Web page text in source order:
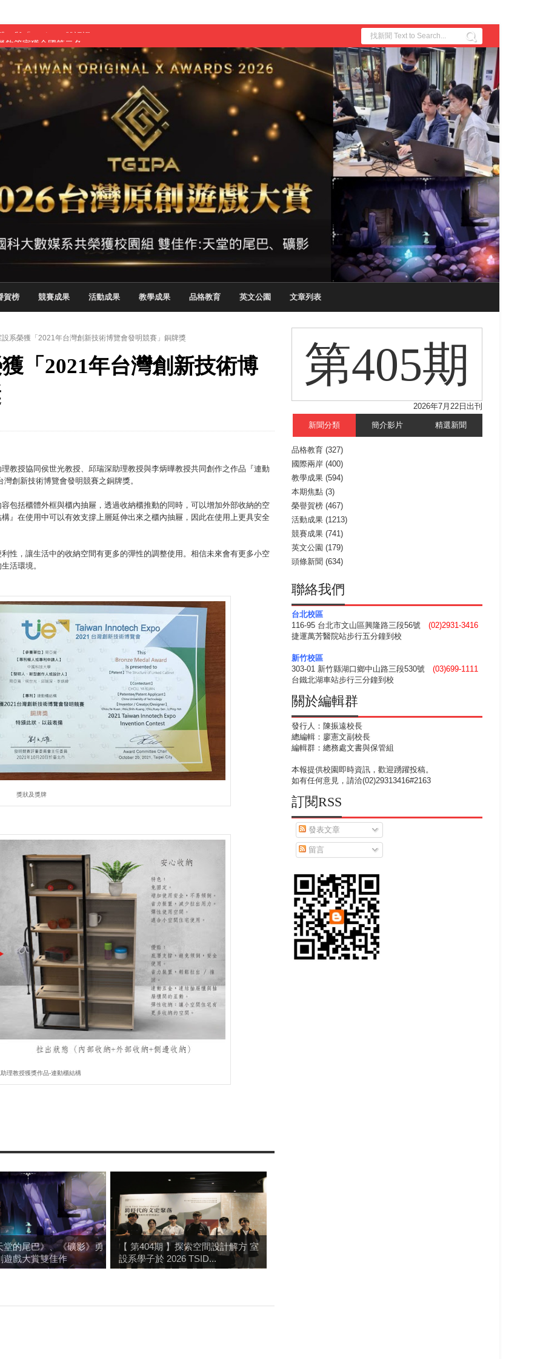
飲管家獲全國第二名
與青年學子溫馨對談 傳遞品格與智慧力量
生蛻變成金融新星
燃爆傳統與現代
遊戲大賞雙佳作
專廣播詞競賽英文組佳作
比賽」成績出爐
」 點亮智慧金融時代的跨域新局
索金融實習優勢
影展最高榮譽白金獎
戲抱回金點新秀獎
2026 TSID 提出具體舊建築再利用提案
校院電腦動畫競賽嶄露頭角
大雙校區學生會全國賽勇奪佳績
典青銀共學、逐夢啟航
」與「Wwise」雙認證
賀榜 競賽成果 活動成果 教學成果 品格教育 英文公園 文章列表
系榮獲「2021年台灣創新技術博覽會發明競賽」銅牌獎
「2021年台灣創新技術博
教授協同侯世光教授、邱瑞深助理教授與李炳曄教授共同創作之作品『連動
創新技術博覽會發明競賽之銅牌獎。
包括櫃體外框與櫃內抽屜，透過收納櫃推動的同時，可以增加外部收納的空
』在使用中可以有效支撐上層延伸出來之櫃內抽屜，因此在使用上更具安全
性，讓生活中的收納空間有更多的彈性的調整使用。相信未來會有更多小空
活環境。
獎狀及獎牌
理教授獲獎作品-連動櫃結構
堂的尾巴》、《礦影》勇
遊戲大賞雙佳作
【 第404期 】探索空間設計解方 室
設系學子於 2026 TSID...
第405期
2026年7月22日出刊
新聞分類 簡介影片 精選新聞
品格教育 (327)
國際兩岸 (400)
教學成果 (594)
本期焦點 (3)
榮譽賀榜 (467)
活動成果 (1213)
競賽成果 (741)
英文公園 (179)
頭條新聞 (634)
聯絡我們
台北校區
116-95 台北市文山區興隆路三段56號 (02)2931-3416
捷運萬芳醫院站步行五分鐘到校
新竹校區
303-01 新竹縣湖口鄉中山路三段530號 (03)699-1111
台鐵北湖車站步行三分鐘到校
關於編輯群
發行人：陳振遠校長
總編輯：廖憲文副校長
編輯群：總務處文書與保管組
本報提供校園即時資訊，歡迎踴躍投稿。
如有任何意見，請洽(02)29313416#2163
訂閱RSS
發表文章
留言